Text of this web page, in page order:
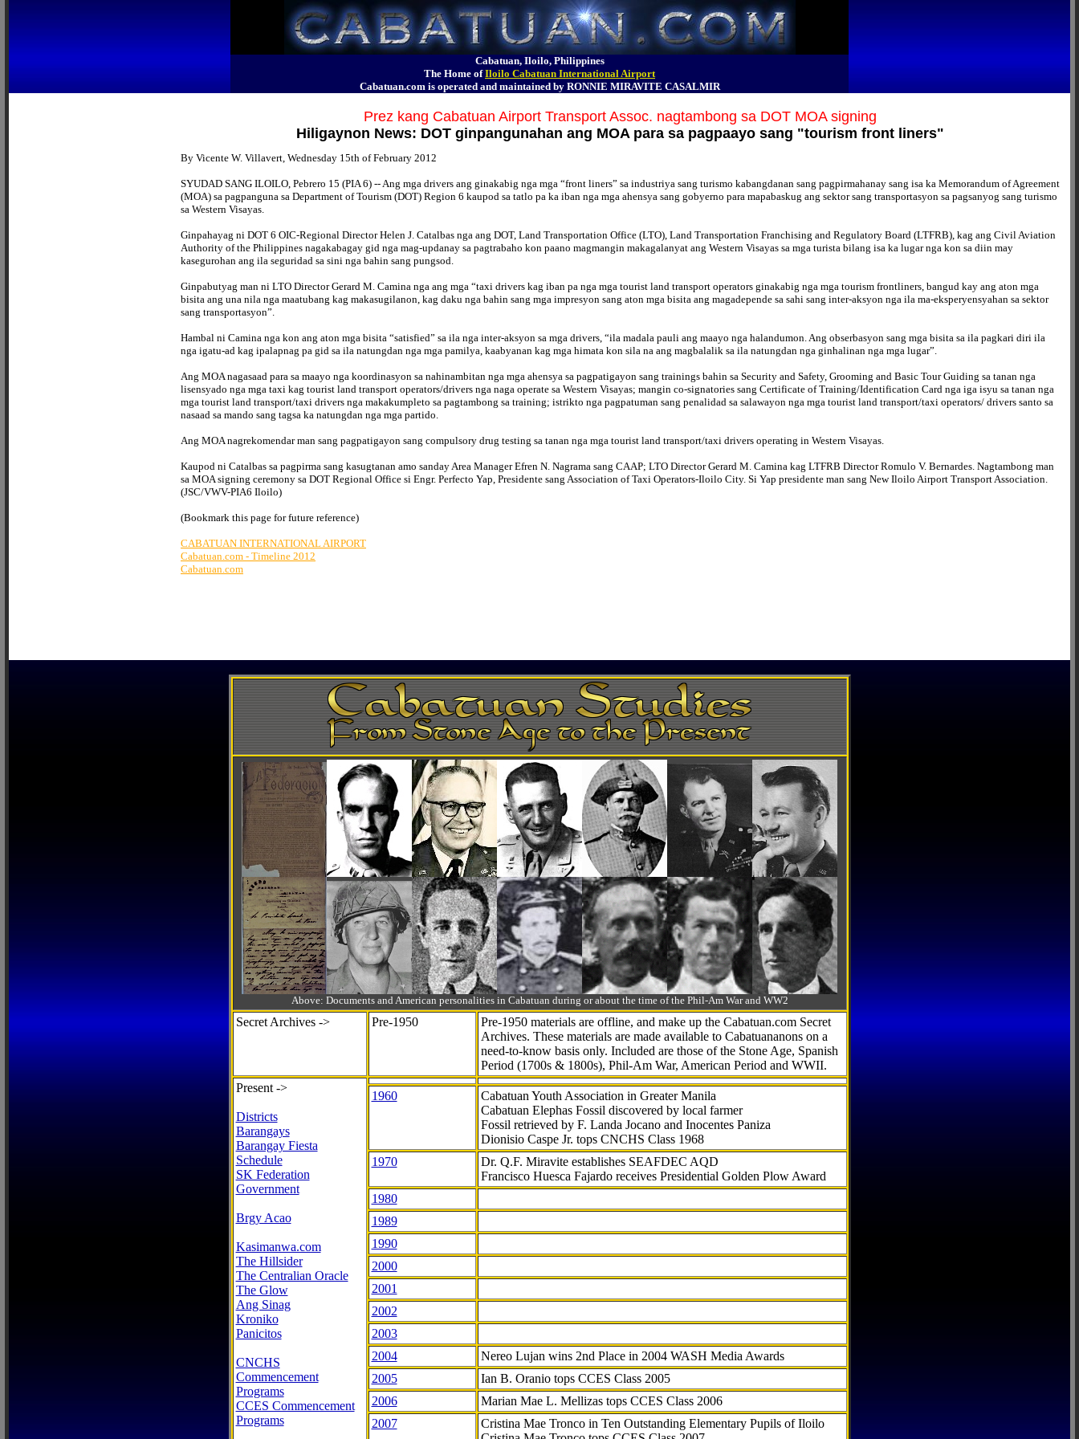
Cabatuan, Iloilo, Philippines
The Home ofIloilo Cabatuan International Airport
Cabatuan.com is operated and maintained by RONNIE MIRAVITE CASALMIR
Prez kang Cabatuan Airport Transport Assoc. nagtambong sa DOT MOA signing
Hiligaynon News: DOT ginpangunahan ang MOA para sa pagpaayo sang "tourism front liners"
By Vicente W. Villavert, Wednesday 15th of February 2012
SYUDAD SANG ILOILO, Pebrero 15 (PIA 6) -- Ang mga drivers ang ginakabig nga mga “front liners” sa industriya sang turismo kabangdanan sang pagpirmahanay sang isa ka Memorandum of Agreement
(MOA) sa pagpanguna sa Department of Tourism (DOT) Region 6 kaupod sa tatlo pa ka iban nga mga ahensya sang gobyerno para mapabaskug ang sektor sang transportasyon sa pagsanyog sang turismo
sa Western Visayas.
Ginpahayag ni DOT 6 OIC-Regional Director Helen J. Catalbas nga ang DOT, Land Transportation Office (LTO), Land Transportation Franchising and Regulatory Board (LTFRB), kag ang Civil Aviation
Authority of the Philippines nagakabagay gid nga mag-updanay sa pagtrabaho kon paano magmangin makagalanyat ang Western Visayas sa mga turista bilang isa ka lugar nga kon sa diin may
kasegurohan ang ila seguridad sa sini nga bahin sang pungsod.
Ginpabutyag man ni LTO Director Gerard M. Camina nga ang mga “taxi drivers kag iban pa nga mga tourist land transport operators ginakabig nga mga tourism frontliners, bangud kay ang aton mga
bisita ang una nila nga maatubang kag makasugilanon, kag daku nga bahin sang mga impresyon sang aton mga bisita ang magadepende sa sahi sang inter-aksyon nga ila ma-eksperyensyahan sa sektor
sang transportasyon”.
Hambal ni Camina nga kon ang aton mga bisita “satisfied” sa ila nga inter-aksyon sa mga drivers, “ila madala pauli ang maayo nga halandumon. Ang obserbasyon sang mga bisita sa ila pagkari diri ila
nga igatu-ad kag ipalapnag pa gid sa ila natungdan nga mga pamilya, kaabyanan kag mga himata kon sila na ang magbalalik sa ila natungdan nga ginhalinan nga mga lugar”.
Ang MOA nagasaad para sa maayo nga koordinasyon sa nahinambitan nga mga ahensya sa pagpatigayon sang trainings bahin sa Security and Safety, Grooming and Basic Tour Guiding sa tanan nga
lisensyado nga mga taxi kag tourist land transport operators/drivers nga naga operate sa Western Visayas; mangin co-signatories sang Certificate of Training/Identification Card nga iga isyu sa tanan nga
mga tourist land transport/taxi drivers nga makakumpleto sa pagtambong sa training; istrikto nga pagpatuman sang penalidad sa salawayon nga mga tourist land transport/taxi operators/ drivers santo sa
nasaad sa mando sang tagsa ka natungdan nga mga partido.
Ang MOA nagrekomendar man sang pagpatigayon sang compulsory drug testing sa tanan nga mga tourist land transport/taxi drivers operating in Western Visayas.
Kaupod ni Catalbas sa pagpirma sang kasugtanan amo sanday Area Manager Efren N. Nagrama sang CAAP; LTO Director Gerard M. Camina kag LTFRB Director Romulo V. Bernardes. Nagtambong man
sa MOA signing ceremony sa DOT Regional Office si Engr. Perfecto Yap, Presidente sang Association of Taxi Operators-Iloilo City. Si Yap presidente man sang New Iloilo Airport Transport Association.
(JSC/VWV-PIA6 Iloilo)
(Bookmark this page for future reference)
CABATUAN INTERNATIONAL AIRPORT
Cabatuan.com - Timeline 2012
Cabatuan.com
Above: Documents and American personalities in Cabatuan during or about the time of the Phil-Am War and WW2
Secret Archives -> Pre-1950
Pre-1950 materials are offline, and make up the Cabatuan.com Secret
Archives. These materials are made available to Cabatuananons on a
need-to-knowbasis only. Included are those of the Stone Age, Spanish
Period (1700s & 1800s), Phil-Am War, American Period and WWII.
Present ->
Districts
Barangays
Barangay Fiesta
Schedule
SK Federation
Government
Brgy Acao
Kasimanwa.com
The Hillsider
The Centralian Oracle
The Glow
Ang Sinag
Kroniko
Panicitos
CNCHS
Commencement
Programs
CCES Commencement
Programs
1960
Cabatuan Youth Association in Greater Manila
Cabatuan Elephas Fossil discovered by local farmer
Fossil retrieved by F. Landa Jocano and Inocentes Paniza
Dionisio Caspe Jr. tops CNCHS Class 1968
1970
Dr. Q.F. Miravite establishes SEAFDEC AQD
Francisco Huesca Fajardo receives Presidential Golden Plow Award
1980
1989
1990
2000
2001
2002
2003
2004
Nereo Lujan wins 2nd Place in 2004 WASH Media Awards
2005
Ian B. Oranio tops CCES Class 2005
2006
Marian Mae L. Mellizas tops CCES Class 2006
2007
Cristina Mae Tronco in Ten Outstanding Elementary Pupils of Iloilo